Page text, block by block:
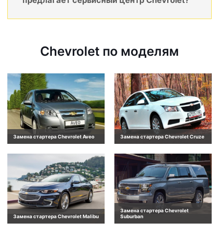
Chevrolet по моделям
Замена стартера Chevrolet Aveo Замена стартера Chevrolet Cruze
Замена стартера Chevrolet Malibu
Замена стартера Chevrolet
Suburban